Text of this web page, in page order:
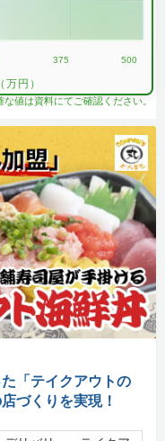
375 500
万円）
な値は資料にてご確認ください。
「テイクアウトの
づくりを実現！